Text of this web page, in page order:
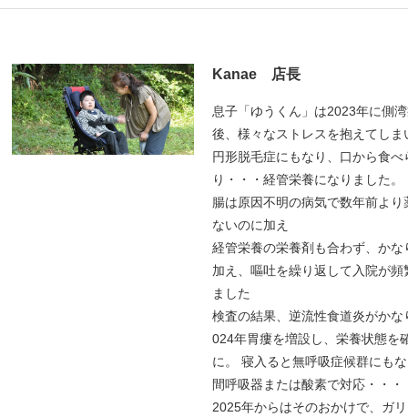
Kanae 店長
息子「ゆうくん」は2023年に側
後、様々なストレスを抱えてしま
円形脱毛症にもなり、口から食べ
り・・・経管栄養になりました。
腸は原因不明の病気で数年前より
ないのに加え
経管栄養の栄養剤も合わず、かな
加え、嘔吐を繰り返して入院が頻
ました
検査の結果、逆流性食道炎がかな
024年胃瘻を増設し、栄養状態を
に。 寝入ると無呼吸症候群にも
間呼吸器または酸素で対応・・・
2025年からはそのおかけで、ガ